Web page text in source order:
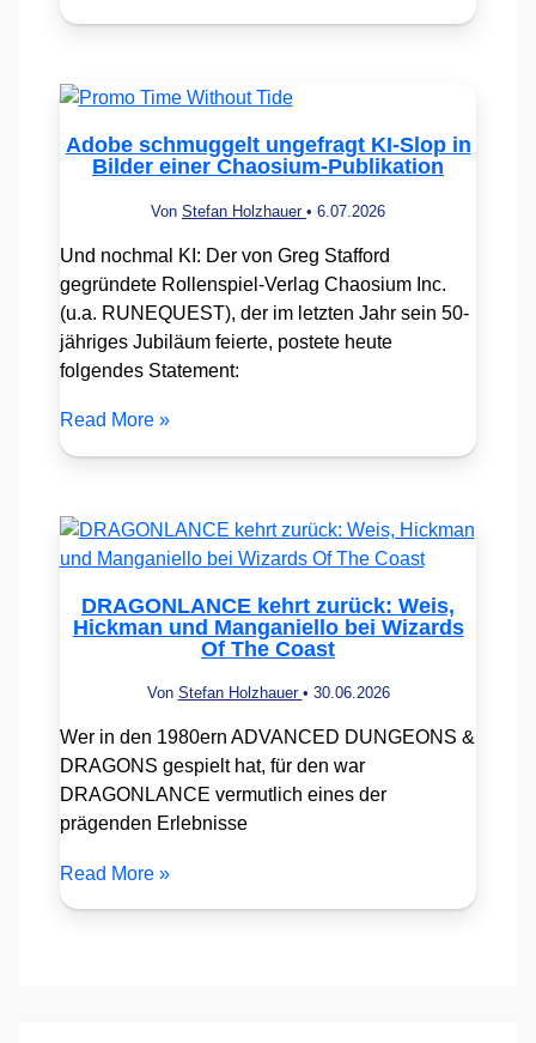
Adobe schmuggelt ungefragt KI-Slop in
Bilder einer Chaosium-Publikation
Von Stefan Holzhauer • 6.07.2026
Und nochmal KI: Der von Greg Stafford
gegründete Rollenspiel-Verlag Chaosium Inc.
(u.a. RUNEQUEST), der im letzten Jahr sein 50-
jähriges Jubiläum feierte, postete heute
folgendes Statement:
Read More »
DRAGONLANCE kehrt zurück: Weis,
Hickman und Manganiello bei Wizards
Of The Coast
Von Stefan Holzhauer • 30.06.2026
Wer in den 1980ern ADVANCED DUNGEONS &
DRAGONS gespielt hat, für den war
DRAGONLANCE vermutlich eines der
prägenden Erlebnisse
Read More »